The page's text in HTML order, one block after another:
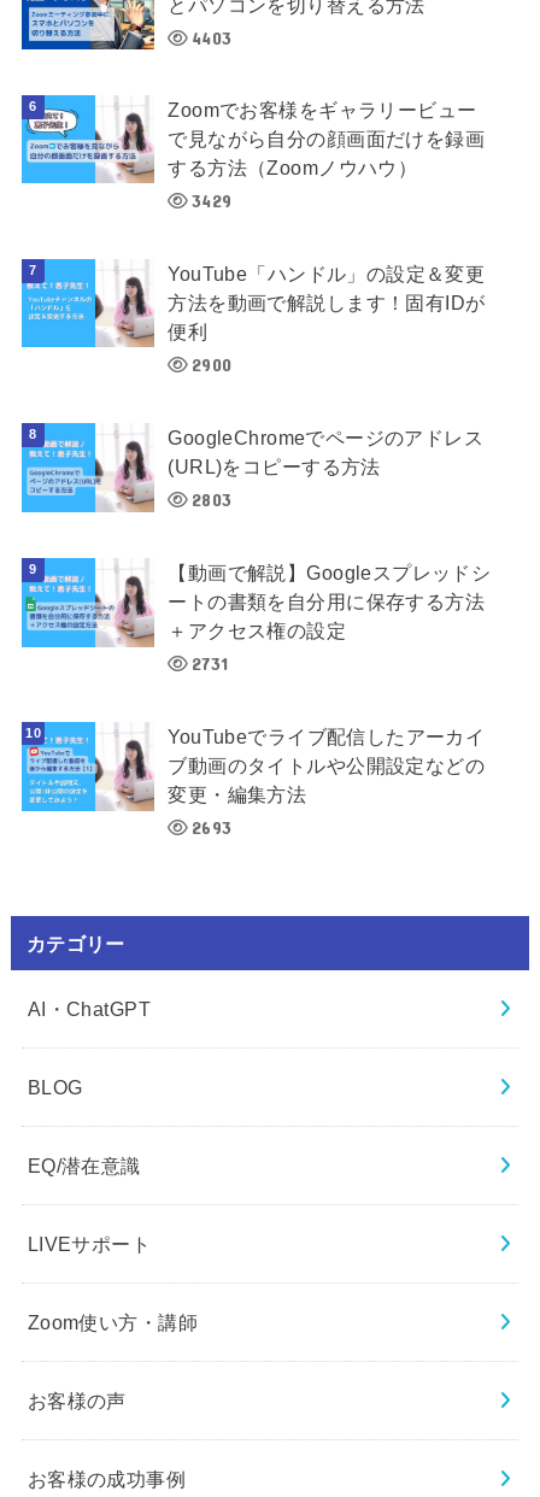
4403
Zoomでお客様をギャラリービュー
で見ながら自分の顔画面だけを録画
する方法（Zoomノウハウ）
3429
YouTube「ハンドル」の設定＆変更
方法を動画で解説します！固有IDが
便利
2900
GoogleChromeでページのアドレス
(URL)をコピーする方法
2803
【動画で解説】Googleスプレッドシ
ートの書類を自分用に保存する方法
＋アクセス権の設定
2731
YouTubeでライブ配信したアーカイ
ブ動画のタイトルや公開設定などの
変更・編集方法
2693
カテゴリー
AI・ChatGPT
BLOG
EQ/潜在意識
LIVEサポート
Zoom使い方・講師
お客様の声
お客様の成功事例